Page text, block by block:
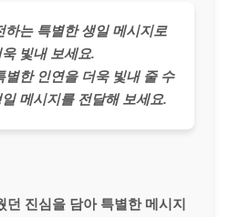
하는 특별한 생일 메시지로
빛내 보세요.
별한 인연을 더욱 빛내 줄 수
메시지를 전달해 보세요.
던 진심을 담아 특별한 메시지